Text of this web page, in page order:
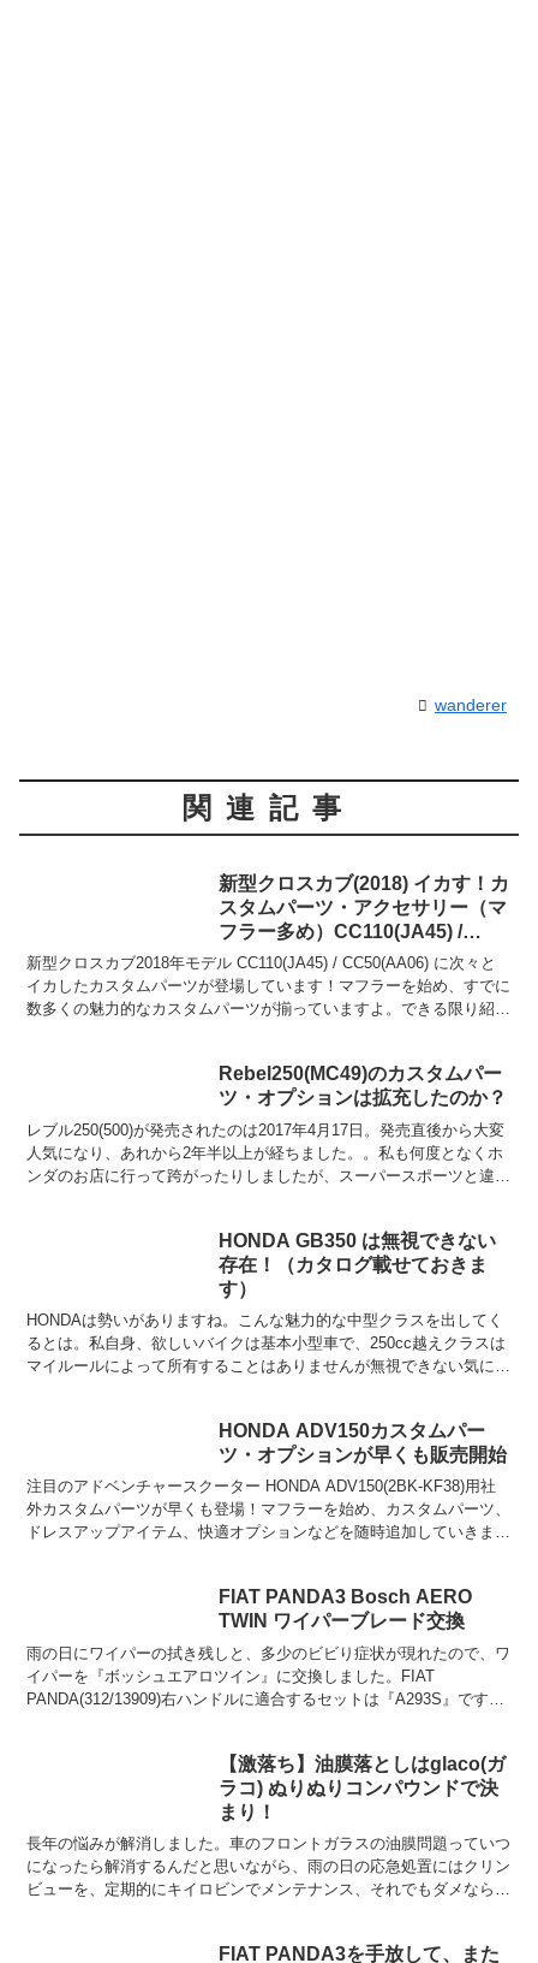
wanderer
関連記事
新型クロスカブ(2018) イカす！カ
スタムパーツ・アクセサリー（マ
フラー多め）CC110(JA45) /
CC50(AA06)
新型クロスカブ2018年モデル CC110(JA45) / CC50(AA06) に次々と
イカしたカスタムパーツが登場しています！マフラーを始め、すでに
数多くの魅力的なカスタムパーツが揃っていますよ。できる限り紹介
Rebel250(MC49)のカスタムパー
ツ・オプションは拡充したのか？
レブル250(500)が発売されたのは2017年4月17日。発売直後から大変
人気になり、あれから2年半以上が経ちました。。私も何度となくホ
ンダのお店に行って跨がったりしましたが、スーパースポーツと違っ
HONDA GB350 は無視できない
存在！（カタログ載せておきま
す）
HONDAは勢いがありますね。こんな魅力的な中型クラスを出してく
るとは。私自身、欲しいバイクは基本小型車で、250cc越えクラスは
マイルールによって所有することはありませんが無視できない気にな
HONDA ADV150カスタムパー
ツ・オプションが早くも販売開始
注目のアドベンチャースクーター HONDA ADV150(2BK-KF38)用社
外カスタムパーツが早くも登場！マフラーを始め、カスタムパーツ、
ドレスアップアイテム、快適オプションなどを随時追加していきま
FIAT PANDA3 Bosch AERO
TWIN ワイパーブレード交換
雨の日にワイパーの拭き残しと、多少のビビり症状が現れたので、ワ
イパーを『ボッシュエアロツイン』に交換しました。FIAT
PANDA(312/13909)右ハンドルに適合するセットは『A293S』です。
【激落ち】油膜落としはglaco(ガ
ラコ) ぬりぬりコンパウンドで決
まり！
長年の悩みが解消しました。車のフロントガラスの油膜問題っていつ
になったら解消するんだと思いながら、雨の日の応急処置にはクリン
ビューを、定期的にキイロビンでメンテナンス、それでもダメならワ
FIAT PANDA3を手放して、また